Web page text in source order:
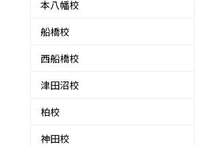
本八幡校
船橋校
西船橋校
津田沼校
柏校
神田校